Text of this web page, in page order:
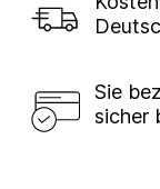
Sie
sicher